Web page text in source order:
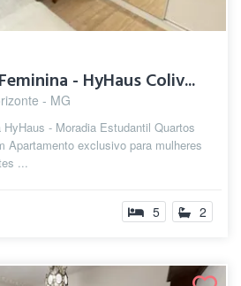
- HyHaus Coliv...
- MG
- Moradia Estudantil Quartos
Apartamento exclusivo para mulheres
...
5 2